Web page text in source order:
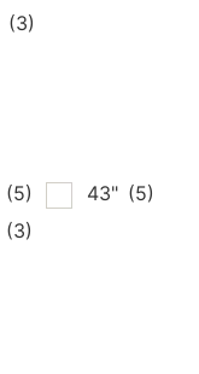
(3)
(5) 43" (5)
(3)